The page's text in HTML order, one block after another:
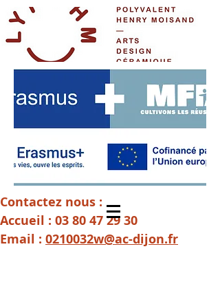
Contactez nous :
Accueil : 03 80 47 29 30
Email : 0210032w@ac-dijon.fr